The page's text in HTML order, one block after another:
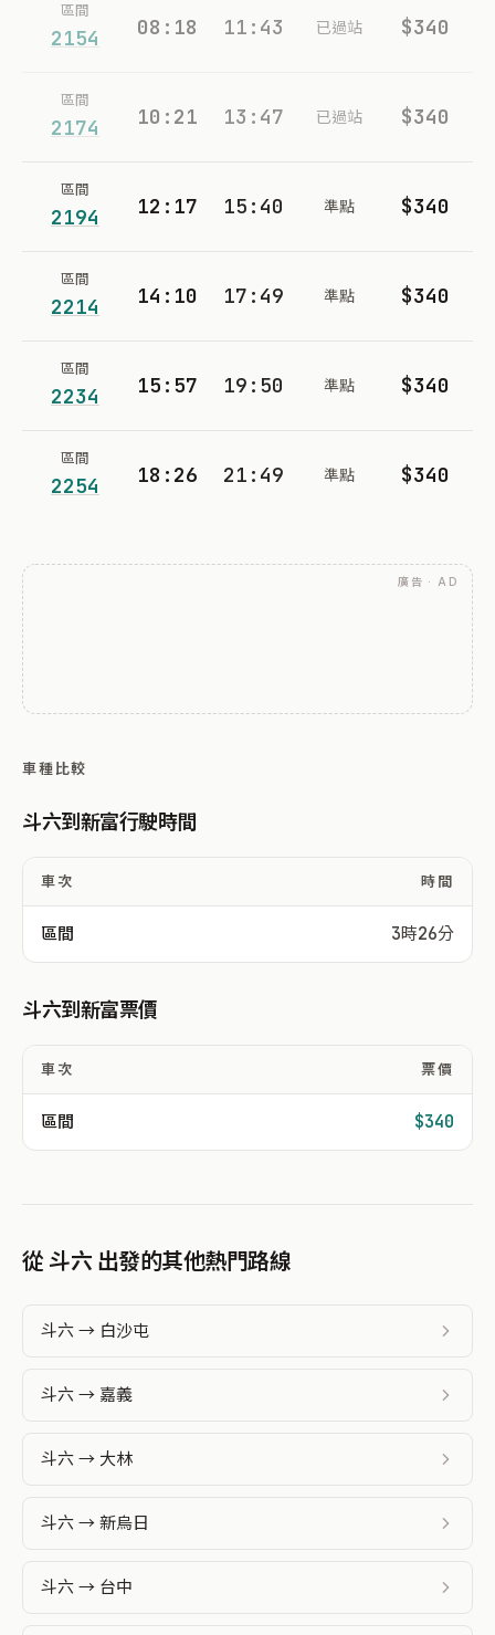
區間
2154 08:18 11:43 已過站 $340
區間
2174 10:21 13:47 已過站 $340
區間
2194 12:17 15:40 準點 $340
區間
2214 14:10 17:49 準點 $340
區間
2234 15:57 19:50 準點 $340
區間
2254 18:26 21:49 準點 $340
廣告 · AD
車種比較
斗六到新富行駛時間
車次 時間
區間 3時26分
斗六到新富票價
車次 票價
區間 $340
從 斗六 出發的其他熱門路線
斗六 → 白沙屯
斗六 → 嘉義
斗六 → 大林
斗六 → 新烏日
斗六 → 台中